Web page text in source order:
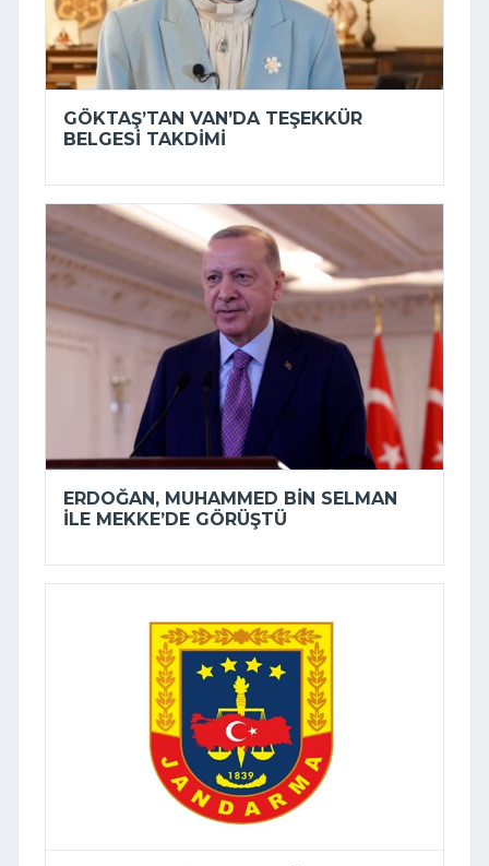
GÖKTAŞ’TAN VAN’DA TEŞEKKÜR
BELGESI TAKDIMI
ERDOĞAN, MUHAMMED BIN SELMAN
ILE MEKKE’DE GÖRÜŞTÜ